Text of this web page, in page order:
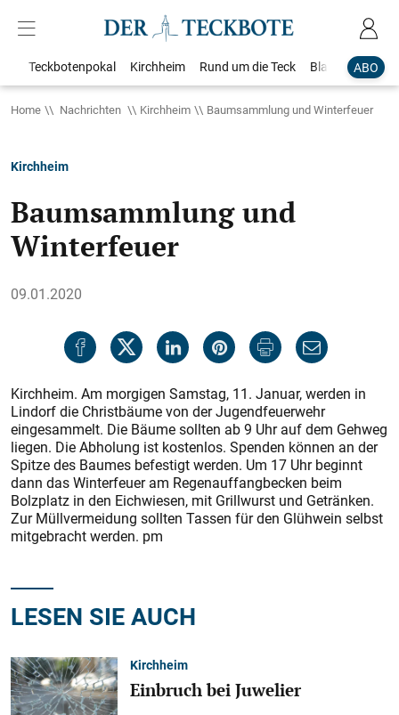
ABO
Teckbotenpokal Kirchheim Rund um die Teck Blaulicht
Home Nachrichten Kirchheim Baumsammlung und Winterfeuer
Kirchheim
Baumsammlung und
Winterfeuer
09.01.2020
Kirchheim. Am morgigen Samstag, 11. Januar, werden in
Lindorf die Christbäume von der Jugendfeuerwehr
eingesammelt. Die Bäume sollten ab 9 Uhr auf dem Gehweg
liegen. Die Abholung ist kostenlos. Spenden können an der
Spitze des Baumes befestigt werden. Um 17 Uhr beginnt
dann das Winterfeuer am Regenauffangbecken beim
Bolzplatz in den Eichwiesen, mit Grillwurst und Getränken.
Zur Müllvermeidung sollten Tassen für den Glühwein selbst
mitgebracht werden. pm
LESEN SIE AUCH
Kirchheim
Einbruch bei Juwelier